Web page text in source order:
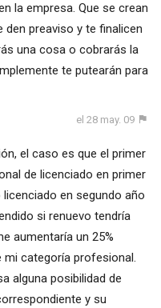
la empresa. Que se crean
preaviso y te finalicen
una cosa o cobrarás la
te putearán para
el 28 may. 09
el caso es que el primer
de licenciado en primer
en segundo año
si renuevo tendría
aumentaría un 25%
mi categoría profesional.
alguna posibilidad de
y su